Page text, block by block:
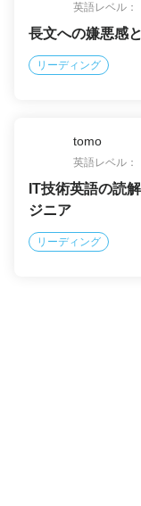
英語レベル：
長文への嫌悪感
リーディング
tomo
英語レベル：
IT技術英語の読
ジニア
リーディング